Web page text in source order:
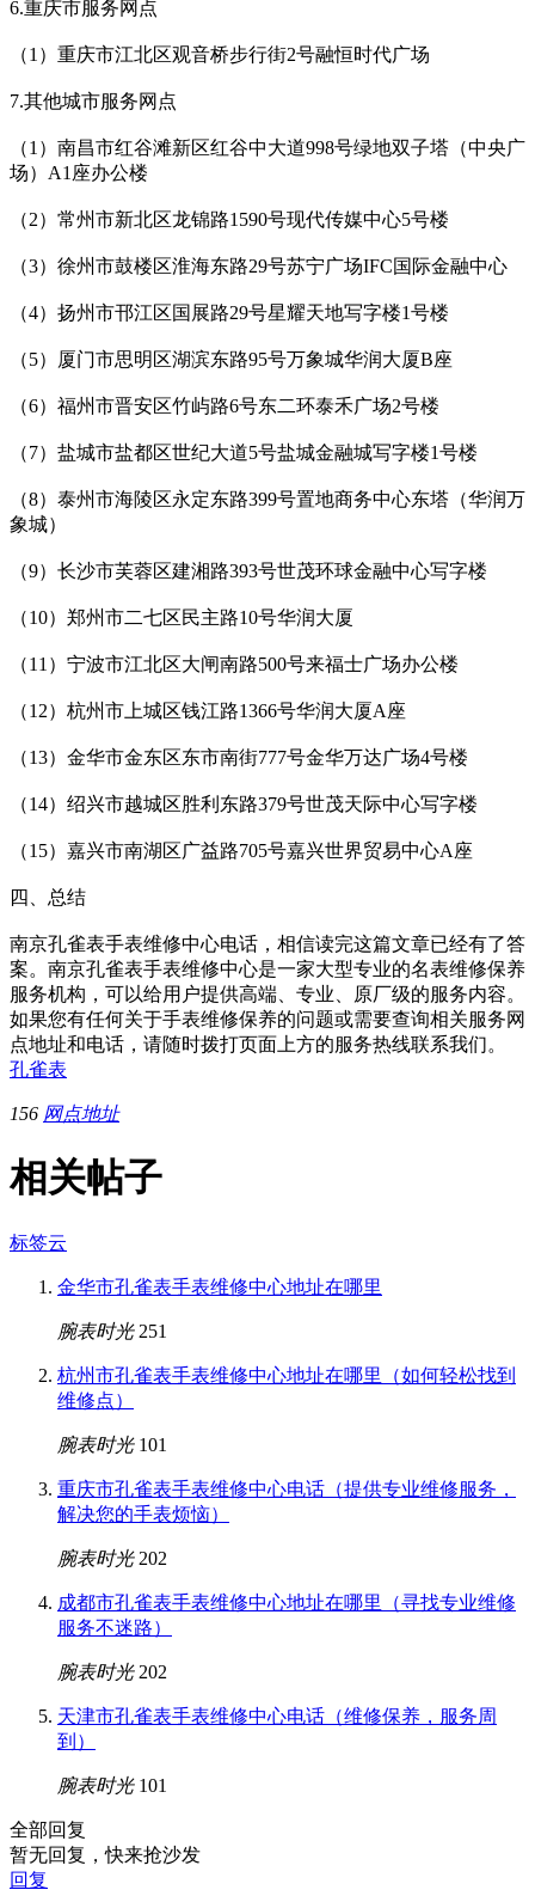
6.重庆市服务网点
（1）重庆市江北区观音桥步行街2号融恒时代广场
7.其他城市服务网点
（1）南昌市红谷滩新区红谷中大道998号绿地双子塔（中央广
场）A1座办公楼
（2）常州市新北区龙锦路1590号现代传媒中心5号楼
（3）徐州市鼓楼区淮海东路29号苏宁广场IFC国际金融中心
（4）扬州市邗江区国展路29号星耀天地写字楼1号楼
（5）厦门市思明区湖滨东路95号万象城华润大厦B座
（6）福州市晋安区竹屿路6号东二环泰禾广场2号楼
（7）盐城市盐都区世纪大道5号盐城金融城写字楼1号楼
（8）泰州市海陵区永定东路399号置地商务中心东塔（华润万
象城）
（9）长沙市芙蓉区建湘路393号世茂环球金融中心写字楼
（10）郑州市二七区民主路10号华润大厦
（11）宁波市江北区大闸南路500号来福士广场办公楼
（12）杭州市上城区钱江路1366号华润大厦A座
（13）金华市金东区东市南街777号金华万达广场4号楼
（14）绍兴市越城区胜利东路379号世茂天际中心写字楼
（15）嘉兴市南湖区广益路705号嘉兴世界贸易中心A座
四、总结
南京孔雀表手表维修中心电话，相信读完这篇文章已经有了答
案。南京孔雀表手表维修中心是一家大型专业的名表维修保养
服务机构，可以给用户提供高端、专业、原厂级的服务内容。
如果您有任何关于手表维修保养的问题或需要查询相关服务网
点地址和电话，请随时拨打页面上方的服务热线联系我们。
孔雀表
156 网点地址
相关帖子
标签云
金华市孔雀表手表维修中心地址在哪里
腕表时光 251
杭州市孔雀表手表维修中心地址在哪里（如何轻松找到
维修点）
腕表时光 101
重庆市孔雀表手表维修中心电话（提供专业维修服务，
解决您的手表烦恼）
腕表时光 202
成都市孔雀表手表维修中心地址在哪里（寻找专业维修
服务不迷路）
腕表时光 202
天津市孔雀表手表维修中心电话（维修保养，服务周
到）
腕表时光 101
全部回复
暂无回复，快来抢沙发
回复